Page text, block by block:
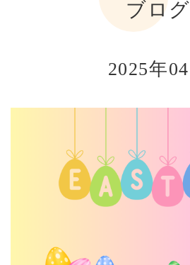
ブログ
2025年04